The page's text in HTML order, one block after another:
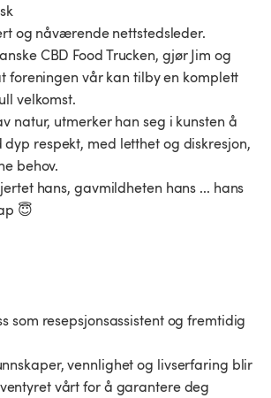
og nåværende nettstedsleder.
CBD Food Trucken, gjør Jim og
foreningen vår kan tilby en komplett
velkomst.
natur, utmerker han seg i kunsten å
respekt, med letthet og diskresjon,
behov.
hans, gavmildheten hans ... hans
😇
som resepsjonsassistent og fremtidig
vennlighet og livserfaring blir
vårt for å garantere deg